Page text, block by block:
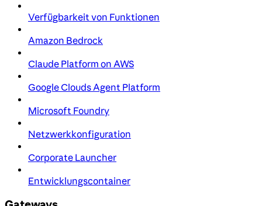
Verfügbarkeit von Funktionen
Amazon Bedrock
Claude Platform on AWS
Google Clouds Agent Platform
Microsoft Foundry
Netzwerkkonfiguration
Corporate Launcher
Entwicklungscontainer